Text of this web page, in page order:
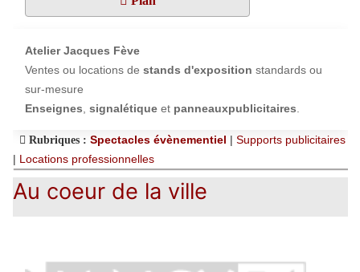
Atelier Jacques Fève
Ventes ou locations de stands d'exposition standards ou
sur-mesure
Enseignes, signalétique et panneauxpublicitaires.
Rubriques : Spectacles évènementiel | Supports publicitaires
| Locations professionnelles
Au coeur de la ville